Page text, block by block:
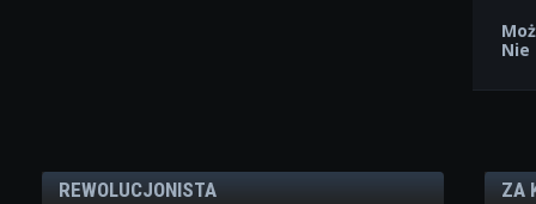
REWOLUCJONISTA ZA